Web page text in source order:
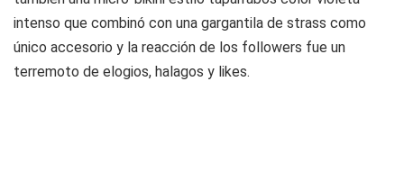
intenso que combinó con una gargantila de strass como
único accesorio y la reacción de los followers fue un
terremoto de elogios, halagos y likes.